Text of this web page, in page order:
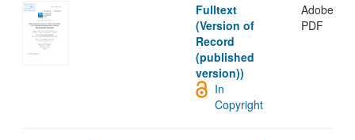
Fulltext
(Version of
Record
(published
version))
Adobe
PDF
In
Copyright